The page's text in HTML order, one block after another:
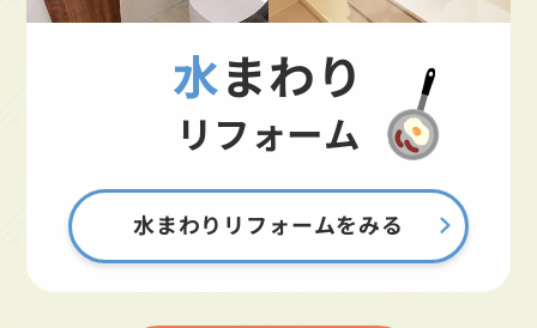
水まわり
リフォーム
水まわりリフォームをみる